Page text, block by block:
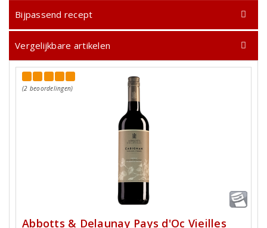
Bijpassend recept
Vergelijkbare artikelen
(2 beoordelingen)
Abbotts & Delaunay Pays d'Oc Vieilles